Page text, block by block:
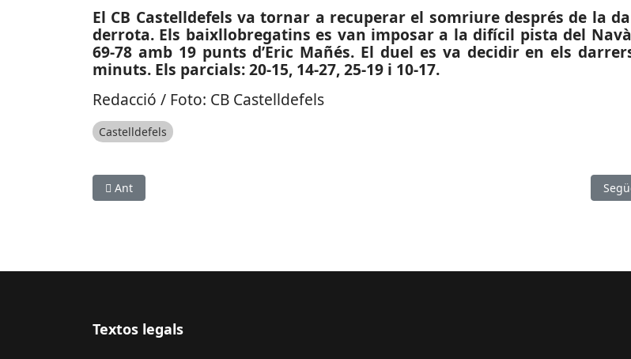
El CB Castelldefels va tornar a recuperar el somriure després de la
derrota. Els baixllobregatins es van imposar a la difícil pista del
69-78 amb 19 punts d’Eric Mañés. El duel es va decidir en els
minuts. Els parcials: 20-15, 14-27, 25-19 i 10-17.
Redacció / Foto: CB Castelldefels
Castelldefels
Article anterior: ESPORTS (FUTBOL, TERCERA RFEF): El Prat i Castelldefels s’abonen a l’empat
Ant
Textos legals